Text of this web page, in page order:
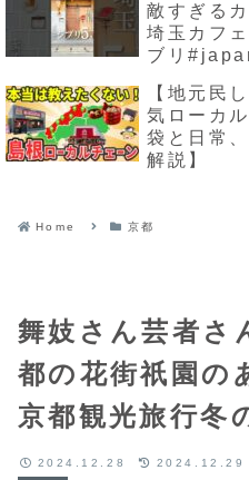
敵すぎる
埼玉カフ
ブリ
【地元民
気ローカ
袋と日常
解説】
Home 京都
舞妓さん芸者さ
都の花街祇園の
京都観光旅行冬
2024.12.28 2024.12.29